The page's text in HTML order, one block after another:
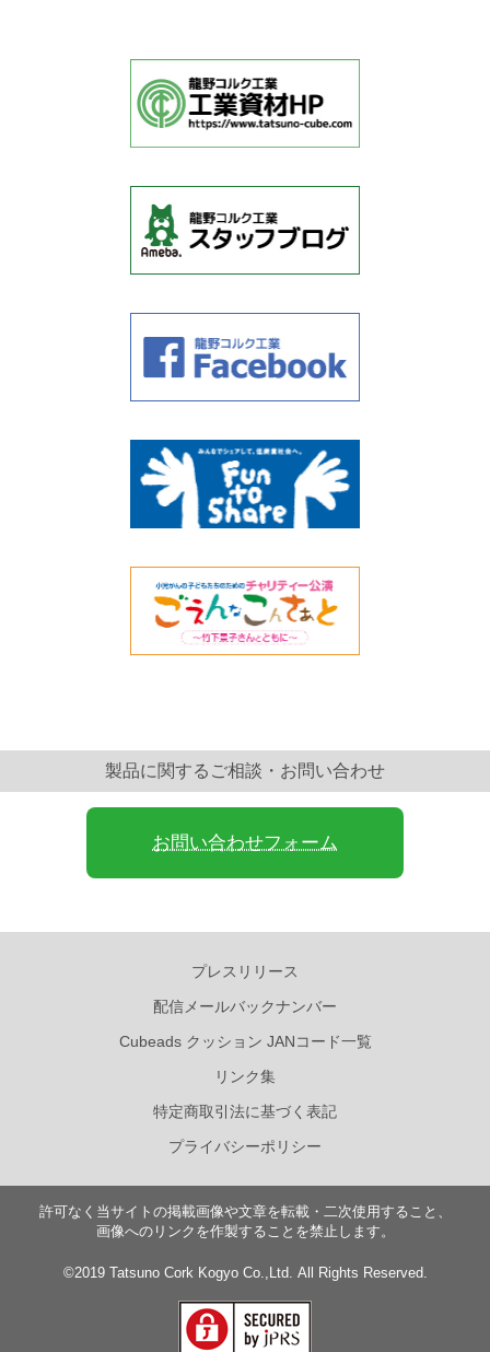
製品に関するご相談・お問い合わせ
お問い合わせフォーム
プレスリリース
配信メールバックナンバー
Cubeads クッション JANコード一覧
リンク集
特定商取引法に基づく表記
プライバシーポリシー
許可なく当サイトの掲載画像や文章を転載・二次使用すること、
画像へのリンクを作製することを禁止します。
©2019 Tatsuno Cork Kogyo Co.,Ltd. All Rights Reserved.